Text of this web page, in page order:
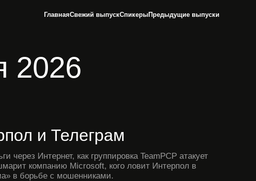
ГлавнаяСвежий выпускСпикерыПредыдущие выпуски
2026
и Телеграм
через Интернет, как группировка TeamPCP атакует
компанию Microsoft, кого ловит Интерпол в
в борьбе с мошенниками.